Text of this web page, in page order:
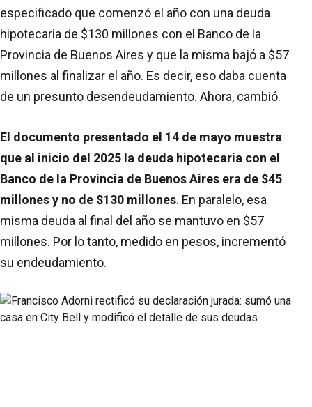
especificado que comenzó el año con una deuda
hipotecaria de $130 millones con el Banco de la
Provincia de Buenos Aires y que la misma bajó a $57
millones al finalizar el año. Es decir, eso daba cuenta
de un presunto desendeudamiento. Ahora, cambió.
El documento presentado el 14 de mayo muestra
que al inicio del 2025 la deuda hipotecaria con el
Banco de la Provincia de Buenos Aires era de $45
millones y no de $130 millones. En paralelo, esa
misma deuda al final del año se mantuvo en $57
millones. Por lo tanto, medido en pesos, incrementó
su endeudamiento.